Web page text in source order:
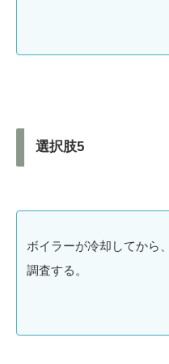
選択肢5
ボイラーが冷却してから
調査する。